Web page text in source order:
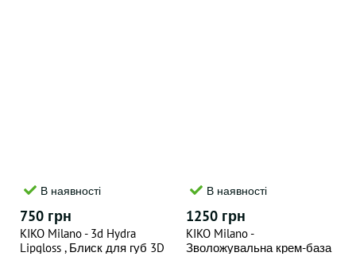
В наявності
750 грн
KIKO Milano - 3d Hydra
Lipgloss , Блиск для губ 3D
В наявності
1250 грн
KIKO Milano -
Зволожувальна крем-база